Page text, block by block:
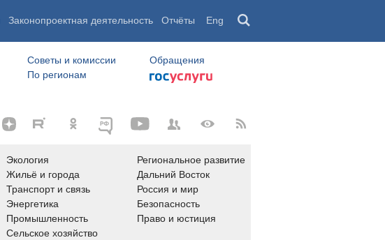
Законопроектная деятельность Отчёты Eng
Советы и комиссии
По регионам
Обращения
Экология
Жильё и города
Транспорт и связь
Энергетика
Промышленность
Сельское хозяйство
Региональное развитие
Дальний Восток
Россия и мир
Безопасность
Право и юстиция